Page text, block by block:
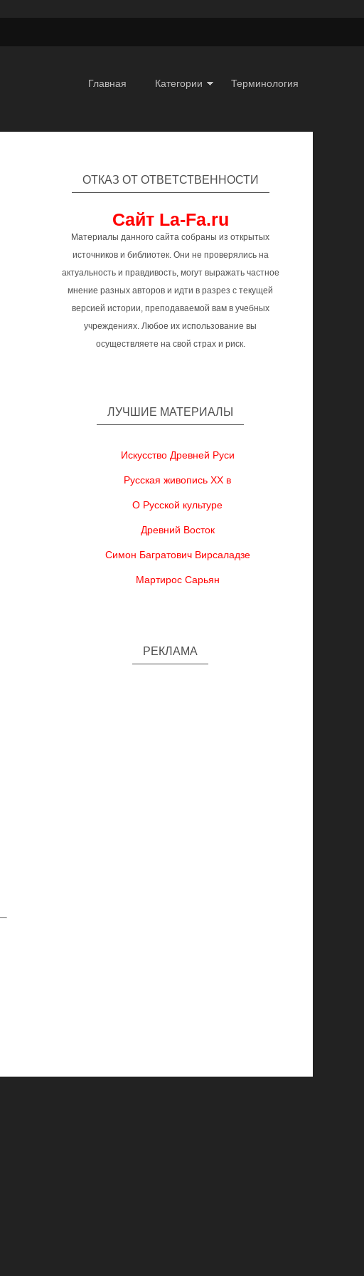
Главная Категории Терминология
ОТКАЗ ОТ ОТВЕТСТВЕННОСТИ
Сайт La-Fa.ru
Материалы данного сайта собраны из открытых
источников и библиотек. Они не проверялись на
актуальность и правдивость, могут выражать частное
мнение разных авторов и идти в разрез с текущей
версией истории, преподаваемой вам в учебных
учреждениях. Любое их использование вы
осуществляете на свой страх и риск.
ЛУЧШИЕ МАТЕРИАЛЫ
Искусство Древней Руси
Русская живопись XX в
О Русской культуре
Древний Восток
Симон Багратович Вирсаладзе
Мартирос Сарьян
РЕКЛАМА